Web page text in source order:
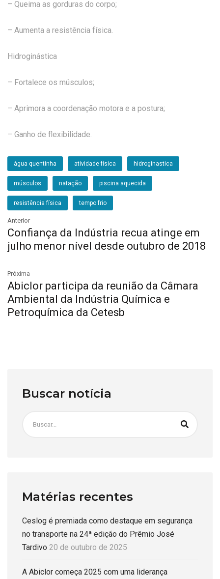
– Queima as gorduras do corpo;
– Aumenta a resistência física.
Hidroginástica
– Fortalece os músculos;
– Aprimora a coordenação motora e a postura;
– Ganho de flexibilidade.
água quentinha atividade física hidroginastica
músculos natação piscina aquecida
resistência física tempo frio
Anterior
Confiança da Indústria recua atinge em
julho menor nível desde outubro de 2018
Próxima
Abiclor participa da reunião da Câmara
Ambiental da Indústria Química e
Petroquímica da Cetesb
Buscar notícia
Matérias recentes
Ceslog é premiada como destaque em segurança
no transporte na 24ª edição do Prêmio José
Tardivo 20 de outubro de 2025
A Abiclor começa 2025 com uma liderança